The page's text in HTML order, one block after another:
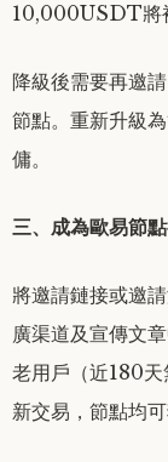
10,000USDT將
降級後需要再邀
節點。重新升級
傭。
三、成為歐易節
將邀請鏈接或邀
廣渠道及宣傳文
老用戶（近180
新交易，節點均可